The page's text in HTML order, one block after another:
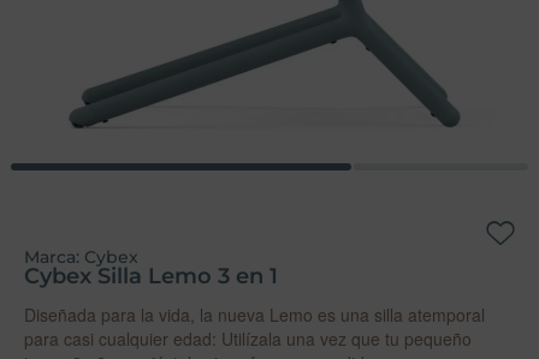
Marca: Cybex
Cybex Silla Lemo 3 en 1
Diseñada para la vida, la nueva Lemo es una silla atemporal
para casi cualquier edad: Utilízala una vez que tu pequeño